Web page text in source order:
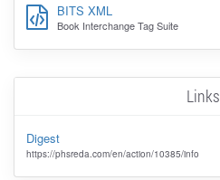
BITS XML
Book Interchange Tag Suite
Links
Digest
https://phsreda.com/en/action/10385/info